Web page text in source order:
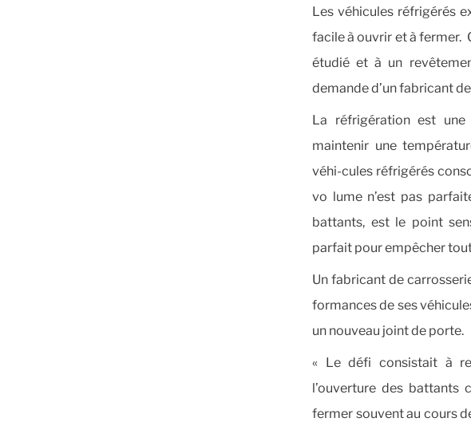
Les véhicules réfrigérés
facile à ouvrir et à fermer.
étudié et à un
demande d’un fabricant
La réfrigération est
maintenir une
véhi-cules réfrigérés
vo lume n’est pas
battants, est le point
parfait pour empêcher
Un fabricant de
formances de ses
un nouveau joint de porte.
« Le défi consistait à
l’ouverture des
fermer souvent au cours